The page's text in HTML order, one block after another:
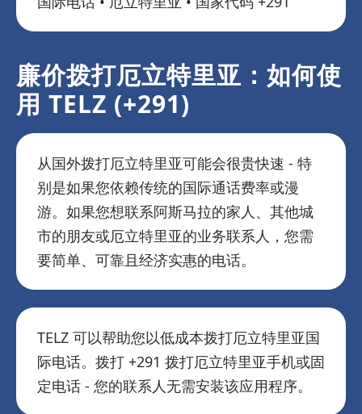
廉价拨打厄立特里亚：如何使
用 TELZ (+291)
从国外拨打厄立特里亚可能会很贵快速 - 特
别是如果您依赖传统的国际通话费率或漫
游。如果您想联系阿斯马拉的家人、其他城
市的朋友或厄立特里亚的业务联系人，您需
要简单、可靠且经济实惠的电话。
TELZ 可以帮助您以低成本拨打厄立特里亚国
际电话。拨打 +291 拨打厄立特里亚手机或固
定电话 - 您的联系人无需安装该应用程序。